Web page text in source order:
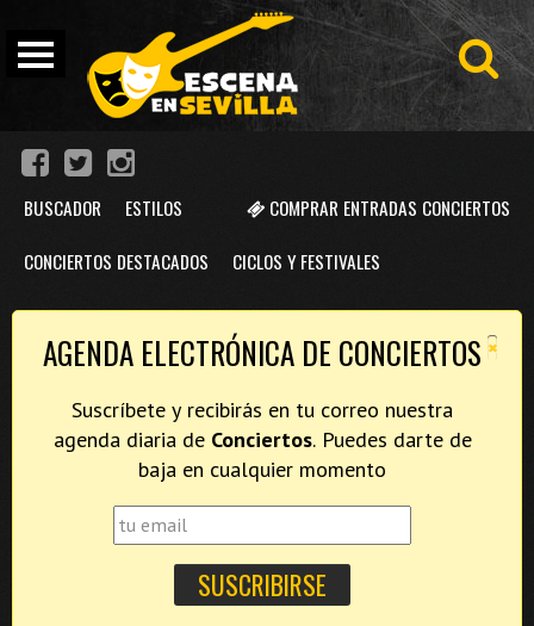
COMPRAR ENTRADAS CONCIERTOS
BUSCADOR ESTILOS
CONCIERTOS DESTACADOS CICLOS Y FESTIVALES
×
AGENDA ELECTRÓNICA DE CONCIERTOS
Suscríbete y recibirás en tu correo nuestra
agenda diaria de Conciertos. Puedes darte de
baja en cualquier momento